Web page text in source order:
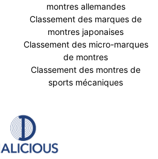
montres allemandes
Classement des marques de
montres japonaises
Classement des micro-marques
de montres
Classement des montres de
sports mécaniques